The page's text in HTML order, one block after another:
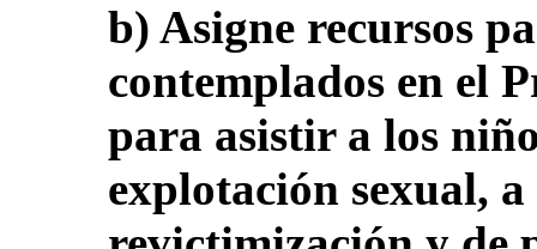
b) Asigne recursos
contemplados en el
para asistir a los
explotación sexual,